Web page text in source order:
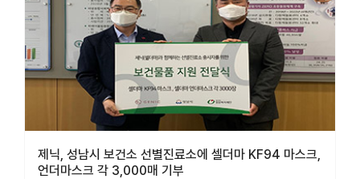
제닉, 성남시 보건소 선별진료소에 셀더마 KF94 마스크,
언더마스크 각 3,000매 기부